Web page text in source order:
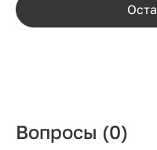
Вопросы (0)